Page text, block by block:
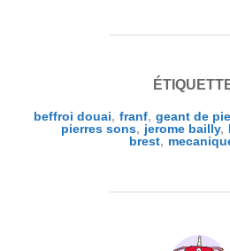
beffroi douai, franf, geant de
pierres sons, jerome bailly,
brest,
AUTEUR DE LA